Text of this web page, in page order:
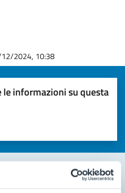
2024, 10:38
le informazioni su questa
(da 1 a 5 stelle)
per valutare la chiarezza delle
su 5
su 5
5